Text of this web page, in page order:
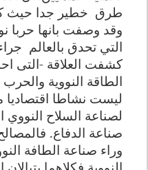
طرق خطير جدا حيث
وقد وصفت بانها حربا
التي تحدق بالعالم
كشفت العلاقة -التى
الطاقة النووية
ليست نشاطا اقتصاديا
لصناعة السلاح النووي
صناعة الدفاع.
وراء صناعة الطافة